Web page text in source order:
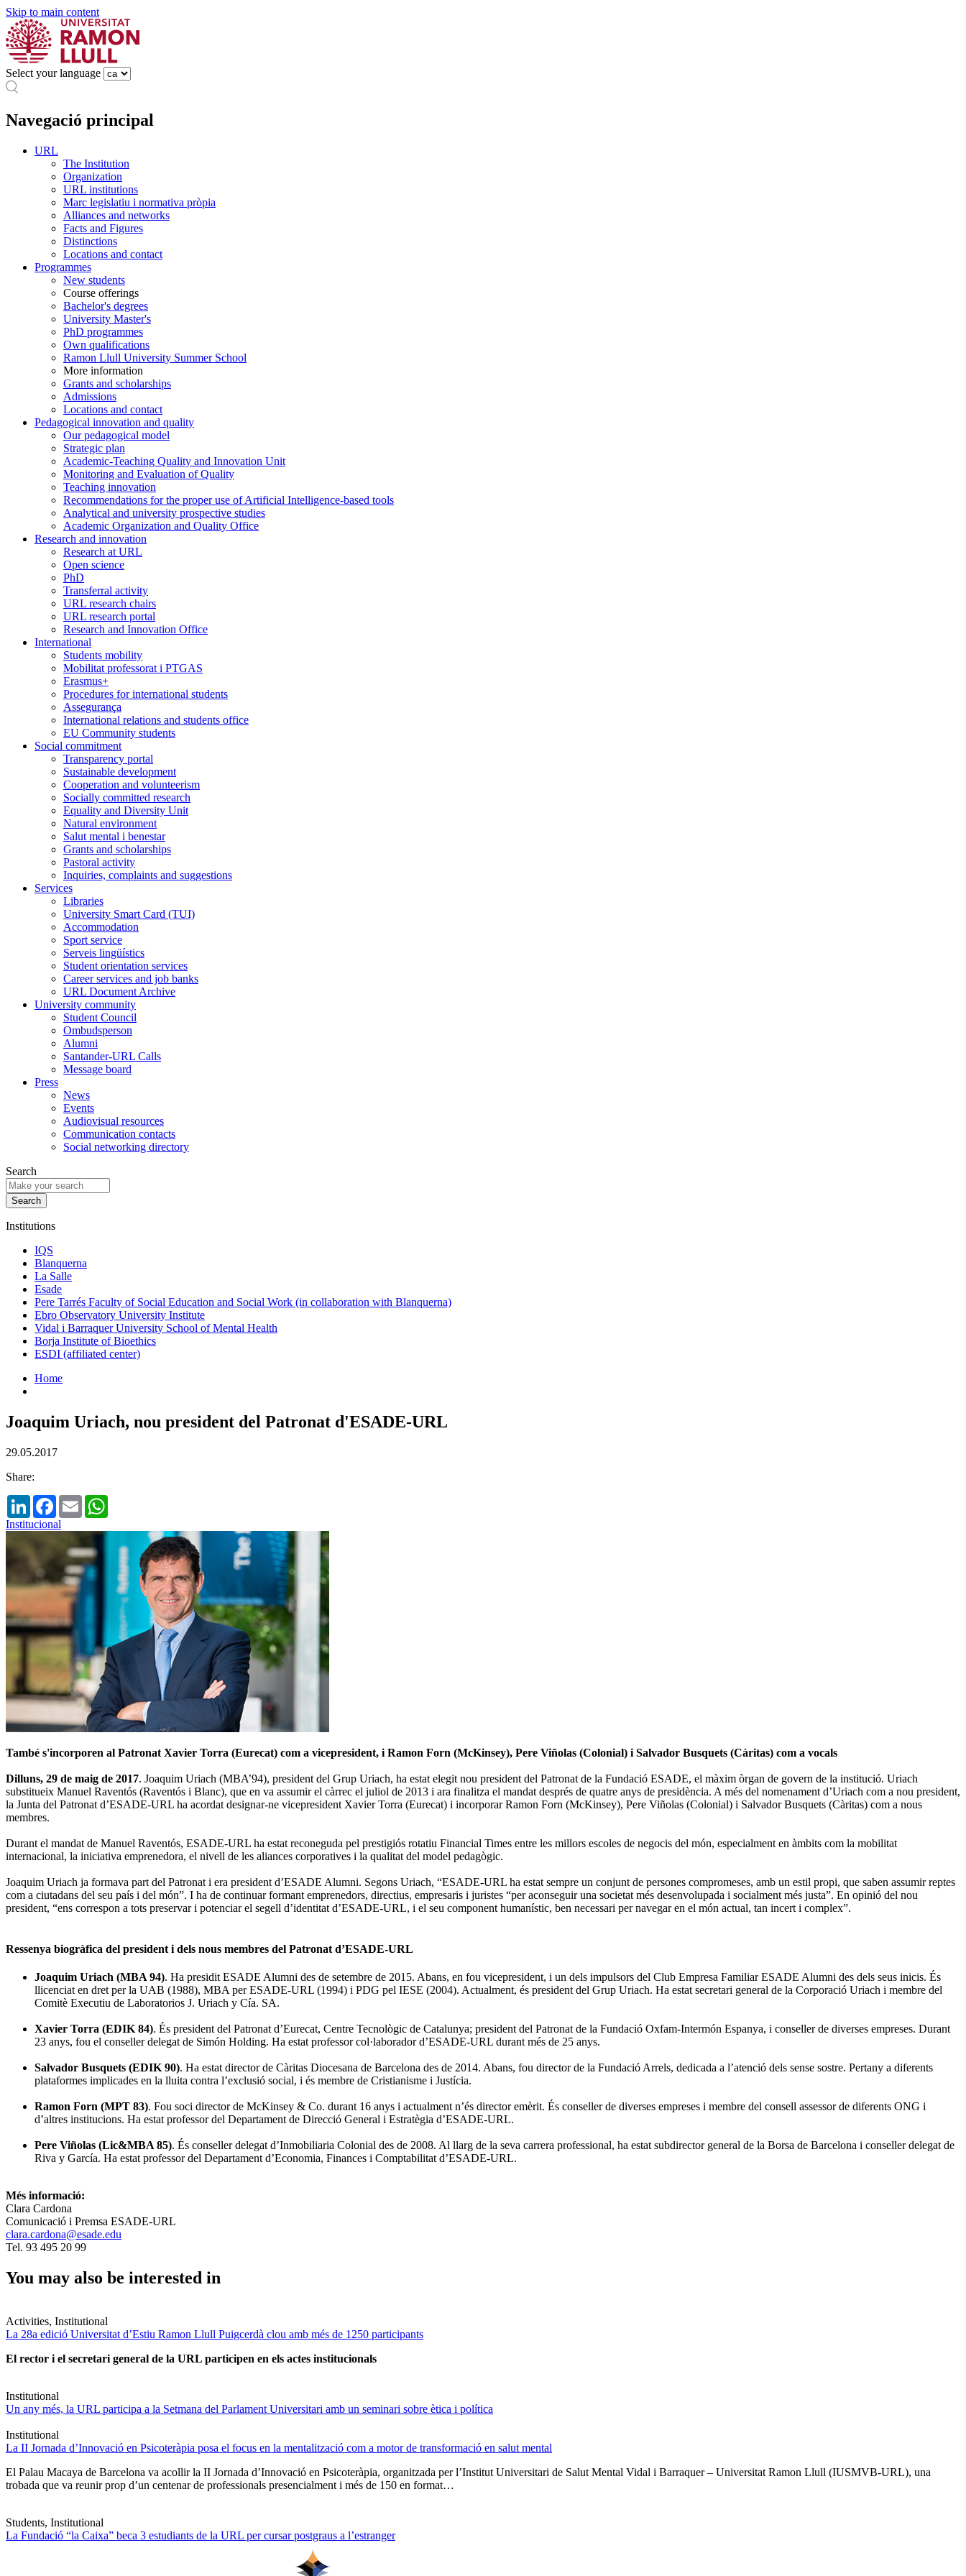
Skip to main content
Select your language
Navegació principal
URL
The Institution
Organization
URL institutions
Marc legislatiu i normativa pròpia
Alliances and networks
Facts and Figures
Distinctions
Locations and contact
Programmes
New students
Course offerings
Bachelor's degrees
University Master's
PhD programmes
Own qualifications
Ramon Llull University Summer School
More information
Grants and scholarships
Admissions
Locations and contact
Pedagogical innovation and quality
Our pedagogical model
Strategic plan
Academic-Teaching Quality and Innovation Unit
Monitoring and Evaluation of Quality
Teaching innovation
Recommendations for the proper use of Artificial Intelligence-based tools
Analytical and university prospective studies
Academic Organization and Quality Office
Research and innovation
Research at URL
Open science
PhD
Transferral activity
URL research chairs
URL research portal
Research and Innovation Office
International
Students mobility
Mobilitat professorat i PTGAS
Erasmus+
Procedures for international students
Assegurança
International relations and students office
EU Community students
Social commitment
Transparency portal
Sustainable development
Cooperation and volunteerism
Socially committed research
Equality and Diversity Unit
Natural environment
Salut mental i benestar
Grants and scholarships
Pastoral activity
Inquiries, complaints and suggestions
Services
Libraries
University Smart Card (TUI)
Accommodation
Sport service
Serveis lingüístics
Student orientation services
Career services and job banks
URL Document Archive
University community
Student Council
Ombudsperson
Alumni
Santander-URL Calls
Message board
Press
News
Events
Audiovisual resources
Communication contacts
Social networking directory
Search
Institutions
IQS
Blanquerna
La Salle
Esade
Pere Tarrés Faculty of Social Education and Social Work (in collaboration with Blanquerna)
Ebro Observatory University Institute
Vidal i Barraquer University School of Mental Health
Borja Institute of Bioethics
ESDI (affiliated center)
Home
Joaquim Uriach, nou president del Patronat d'ESADE-URL
29.05.2017
Share:
LinkedInFacebook
Email
Institucional
També s'incorporen al Patronat Xavier Torra (Eurecat) com a vicepresident, i Ramon Forn (McKinsey), Pere Viñolas (Colonial) i Salvador Busquets (Càritas) com a vocals
Dilluns, 29 de maig de 2017. Joaquim Uriach (MBA’94), president del Grup Uriach, ha estat elegit nou president del Patronat de la Fundació ESADE, el màxim òrgan de govern de la institució. Uriach
substitueix Manuel Raventós (Raventós i Blanc), que en va assumir el càrrec el juliol de 2013 i ara finalitza el mandat després de quatre anys de presidència. A més del nomenament d’Uriach com a nou president,
la Junta del Patronat d’ESADE-URL ha acordat designar-ne vicepresident Xavier Torra (Eurecat) i incorporar Ramon Forn (McKinsey), Pere Viñolas (Colonial) i Salvador Busquets (Càritas) com a nous
membres.
Durant el mandat de Manuel Raventós, ESADE-URL ha estat reconeguda pel prestigiós rotatiu Financial Times entre les millors escoles de negocis del món, especialment en àmbits com la mobilitat
internacional, la iniciativa emprenedora, el nivell de les aliances corporatives i la qualitat del model pedagògic.
Joaquim Uriach ja formava part del Patronat i era president d’ESADE Alumni. Segons Uriach, “ESADE-URL ha estat sempre un conjunt de persones compromeses, amb un estil propi, que saben assumir reptes
com a ciutadans del seu país i del món”. I ha de continuar formant emprenedors, directius, empresaris i juristes “per aconseguir una societat més desenvolupada i socialment més justa”. En opinió del nou
president, “ens correspon a tots preservar i potenciar el segell d’identitat d’ESADE-URL, i el seu component humanístic, ben necessari per navegar en el món actual, tan incert i complex”.
Ressenya biogràfica del president i dels nous membres del Patronat d’ESADE-URL
Joaquim Uriach (MBA 94). Ha presidit ESADE Alumni des de setembre de 2015. Abans, en fou vicepresident, i un dels impulsors del Club Empresa Familiar ESADE Alumni des dels seus inicis. És
llicenciat en dret per la UAB (1988), MBA per ESADE-URL (1994) i PDG pel IESE (2004). Actualment, és president del Grup Uriach. Ha estat secretari general de la Corporació Uriach i membre del
Comitè Executiu de Laboratorios J. Uriach y Cía. SA.
Xavier Torra (EDIK 84). És president del Patronat d’Eurecat, Centre Tecnològic de Catalunya; president del Patronat de la Fundació Oxfam-Intermón Espanya, i conseller de diverses empreses. Durant
23 anys, fou el conseller delegat de Simón Holding. Ha estat professor col·laborador d’ESADE-URL durant més de 25 anys.
Salvador Busquets (EDIK 90). Ha estat director de Càritas Diocesana de Barcelona des de 2014. Abans, fou director de la Fundació Arrels, dedicada a l’atenció dels sense sostre. Pertany a diferents
plataformes implicades en la lluita contra l’exclusió social, i és membre de Cristianisme i Justícia.
Ramon Forn (MPT 83). Fou soci director de McKinsey & Co. durant 16 anys i actualment n’és director emèrit. És conseller de diverses empreses i membre del consell assessor de diferents ONG i
d’altres institucions. Ha estat professor del Departament de Direcció General i Estratègia d’ESADE-URL.
Pere Viñolas (Lic&MBA 85). És conseller delegat d’Inmobiliaria Colonial des de 2008. Al llarg de la seva carrera professional, ha estat subdirector general de la Borsa de Barcelona i conseller delegat de
Riva y García. Ha estat professor del Departament d’Economia, Finances i Comptabilitat d’ESADE-URL.
Més informació:
Clara Cardona
Comunicació i Premsa ESADE-URL
clara.cardona@esade.edu
Tel. 93 495 20 99
You may also be interested in
Activities, Institutional
La 28a edició Universitat d’Estiu Ramon Llull Puigcerdà clou amb més de 1250 participants
El rector i el secretari general de la URL participen en els actes institucionals
Institutional
Un any més, la URL participa a la Setmana del Parlament Universitari amb un seminari sobre ètica i política
Institutional
La II Jornada d’Innovació en Psicoteràpia posa el focus en la mentalització com a motor de transformació en salut mental
El Palau Macaya de Barcelona va acollir la II Jornada d’Innovació en Psicoteràpia, organitzada per l’Institut Universitari de Salut Mental Vidal i Barraquer – Universitat Ramon Llull (IUSMVB-URL), una
trobada que va reunir prop d’un centenar de professionals presencialment i més de 150 en format…
Students, Institutional
La Fundació “la Caixa” beca 3 estudiants de la URL per cursar postgraus a l’estranger